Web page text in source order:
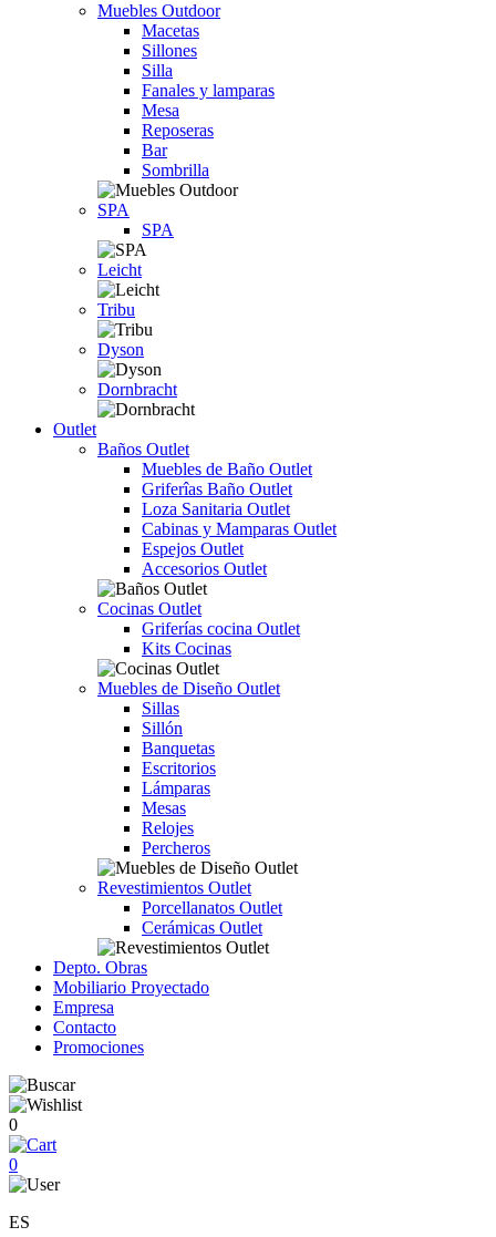
Muebles Outdoor
Macetas
Sillones
Silla
Fanales y lamparas
Mesa
Reposeras
Bar
Sombrilla
SPA
SPA
Leicht
Tribu
Dyson
Dornbracht
Outlet
Baños Outlet
Muebles de Baño Outlet
Griferîas Baño Outlet
Loza Sanitaria Outlet
Cabinas y Mamparas Outlet
Espejos Outlet
Accesorios Outlet
Cocinas Outlet
Griferías cocina Outlet
Kits Cocinas
Muebles de Diseño Outlet
Sillas
Sillón
Banquetas
Escritorios
Lámparas
Mesas
Relojes
Percheros
Revestimientos Outlet
Porcellanatos Outlet
Cerámicas Outlet
Depto. Obras
Mobiliario Proyectado
Empresa
Contacto
Promociones
0
0
ES